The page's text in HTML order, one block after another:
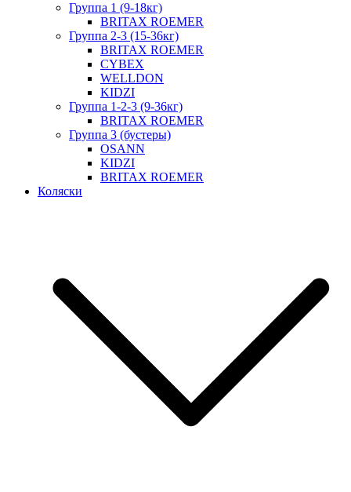
Группа 1 (9-18кг)
BRITAX ROEMER
Группа 2-3 (15-36кг)
BRITAX ROEMER
CYBEX
WELLDON
KIDZI
Группа 1-2-3 (9-36кг)
BRITAX ROEMER
Группа 3 (бустеры)
OSANN
KIDZI
BRITAX ROEMER
Коляски